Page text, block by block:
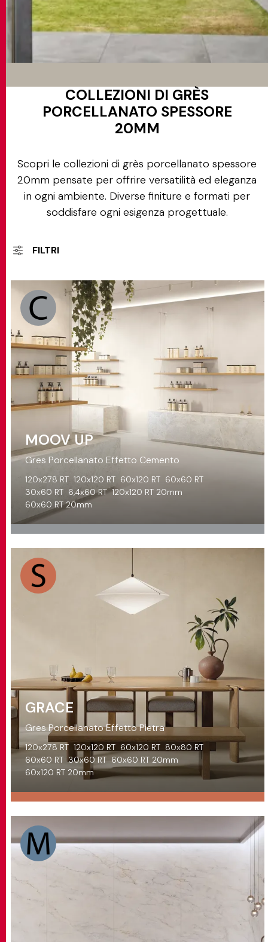
COLLEZIONI DI GRÈS
PORCELLANATO SPESSORE
20MM
Scopri le collezioni di grès porcellanato spessore
20mm pensate per offrire versatilità ed eleganza
in ogni ambiente. Diverse finiture e formati per
soddisfare ogni esigenza progettuale.
FILTRI
MOOV UP
Gres Porcellanato Effetto Cemento
120x278 RT 120x120 RT 60x120 RT 60x60 RT
30x60 RT 6,4x60 RT 120x120 RT 20mm
60x60 RT 20mm
GRACE
Gres Porcellanato Effetto Pietra
120x278 RT 120x120 RT 60x120 RT 80x80 RT
60x60 RT 30x60 RT 60x60 RT 20mm
60x120 RT 20mm